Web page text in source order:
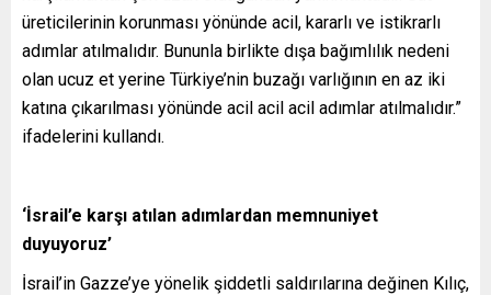
üreticilerinin korunması yönünde acil, kararlı ve istikrarlı
adımlar atılmalıdır. Bununla birlikte dışa bağımlılık nedeni
olan ucuz et yerine Türkiye’nin buzağı varlığının en az iki
katına çıkarılması yönünde acil acil acil adımlar atılmalıdır.”
ifadelerini kullandı.
‘İsrail’e karşı atılan adımlardan memnuniyet
duyuyoruz’
İsrail’in Gazze’ye yönelik şiddetli saldırılarına değinen Kılıç,